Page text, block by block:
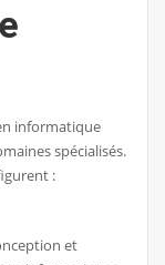
informatique
spécialisés.
:
et